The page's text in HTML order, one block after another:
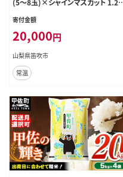
(5～8玉)×シャインマスカット 1.2k
g以上(2～3房) 126-025
寄付金額
20,000円
山梨県笛吹市
常温